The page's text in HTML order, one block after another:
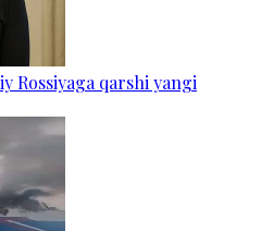
Rossiyaga qarshi yangi